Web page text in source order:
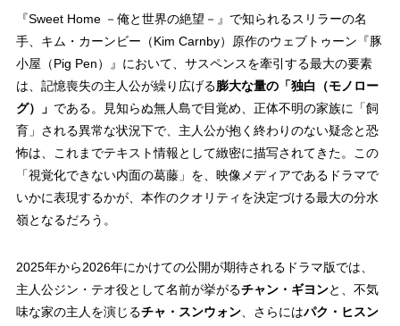
『Sweet Home －俺と世界の絶望－』で知られるスリラーの名
手、キム・カーンビー（Kim Carnby）原作のウェブトゥーン『豚
小屋（Pig Pen）』において、サスペンスを牽引する最大の要素
は、記憶喪失の主人公が繰り広げる膨大な量の「独白（モノロー
グ）」 である。見知らぬ無人島で目覚め、正体不明の家族に「飼
育」される異常な状況下で、主人公が抱く終わりのない疑念と恐
怖は、これまでテキスト情報として緻密に描写されてきた。この
「視覚化できない内面の葛藤」を、映像メディアであるドラマで
いかに表現するかが、本作のクオリティを決定づける最大の分水
嶺となるだろう。
2025年から2026年にかけての公開が期待されるドラマ版では、
主人公ジン・テオ役として名前が挙がるチャン・ギヨンと、不気
味な家の主人を演じるチャ・スンウォン、さらにはパク・ヒスン